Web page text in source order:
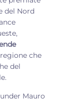
del Nord
che
del
Mauro